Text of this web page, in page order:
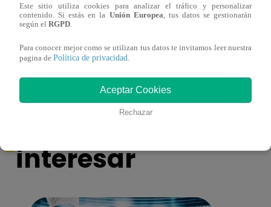
¿Yahaira Plasencia y Maritza Rodríguez
más unidas que nunca?
También te puede
interesar
Este sitio utiliza cookies para analizar el tráfico y personalizar
contenido. Si estás en la Unión Europea , tus datos se gestionarán
según el RGPD
Para conocer mejor como se utilizan tus datos te invitamos leer nuestra
pagina de Política de privacidad
Aceptar Cookies
Rechazar